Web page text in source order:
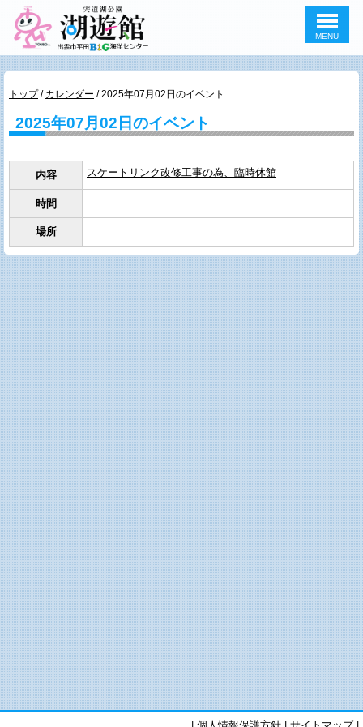
このページの本文へ
MENU
現
の
位
トップ/ カレンダー /2025年07月02日のイベント
2025年07月02日のイベント
内容 スケートリンク改修工事の為、臨時休館
時間
場所